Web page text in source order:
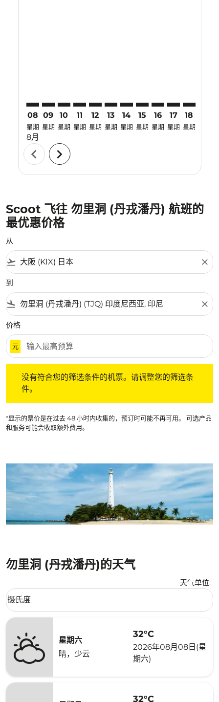
08
星期
8月
09
星期
10
星期
11
星期
12
星期
13
星期
14
星期
15
星期
16
星期
17
星期
18
星期
chevron_left chevron_right
Scoot 飞往 勿里洞 (丹戎潘丹) 航班的
最优惠价格
从
flight_takeoff close
到
flight_land close
价格
元
没有符合您的筛选条件的机票。请调整您的筛选条
件。
*显示的票价是在过去 48 小时内收集的，预订时可能不再可用。 可选产品
和服务可能会收取额外费用。
勿里洞 (丹戎潘丹)的天气
天气单位:
Weather unit option 摄氏度 Selected
摄氏度
keyboard_arrow_down
星期六
晴，少云
32°C
2026年08月08日(星
期六)
32°C